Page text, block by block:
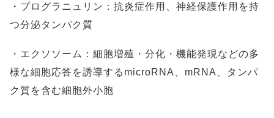
・プログラニュリン：抗炎症作用、神経保護作用を持
つ分泌タンパク質
・エクソソーム：細胞増殖・分化・機能発現などの多
様な細胞応答を誘導するmicroRNA、mRNA、タンパ
ク質を含む細胞外小胞